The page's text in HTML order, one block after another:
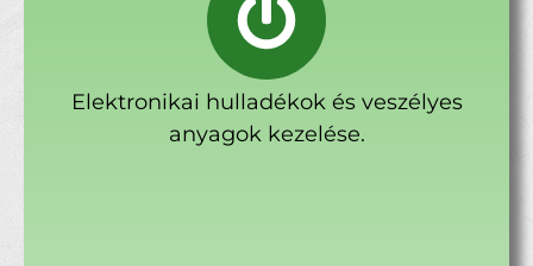
Elektronikai hulladékok és veszélyes
anyagok kezelése.